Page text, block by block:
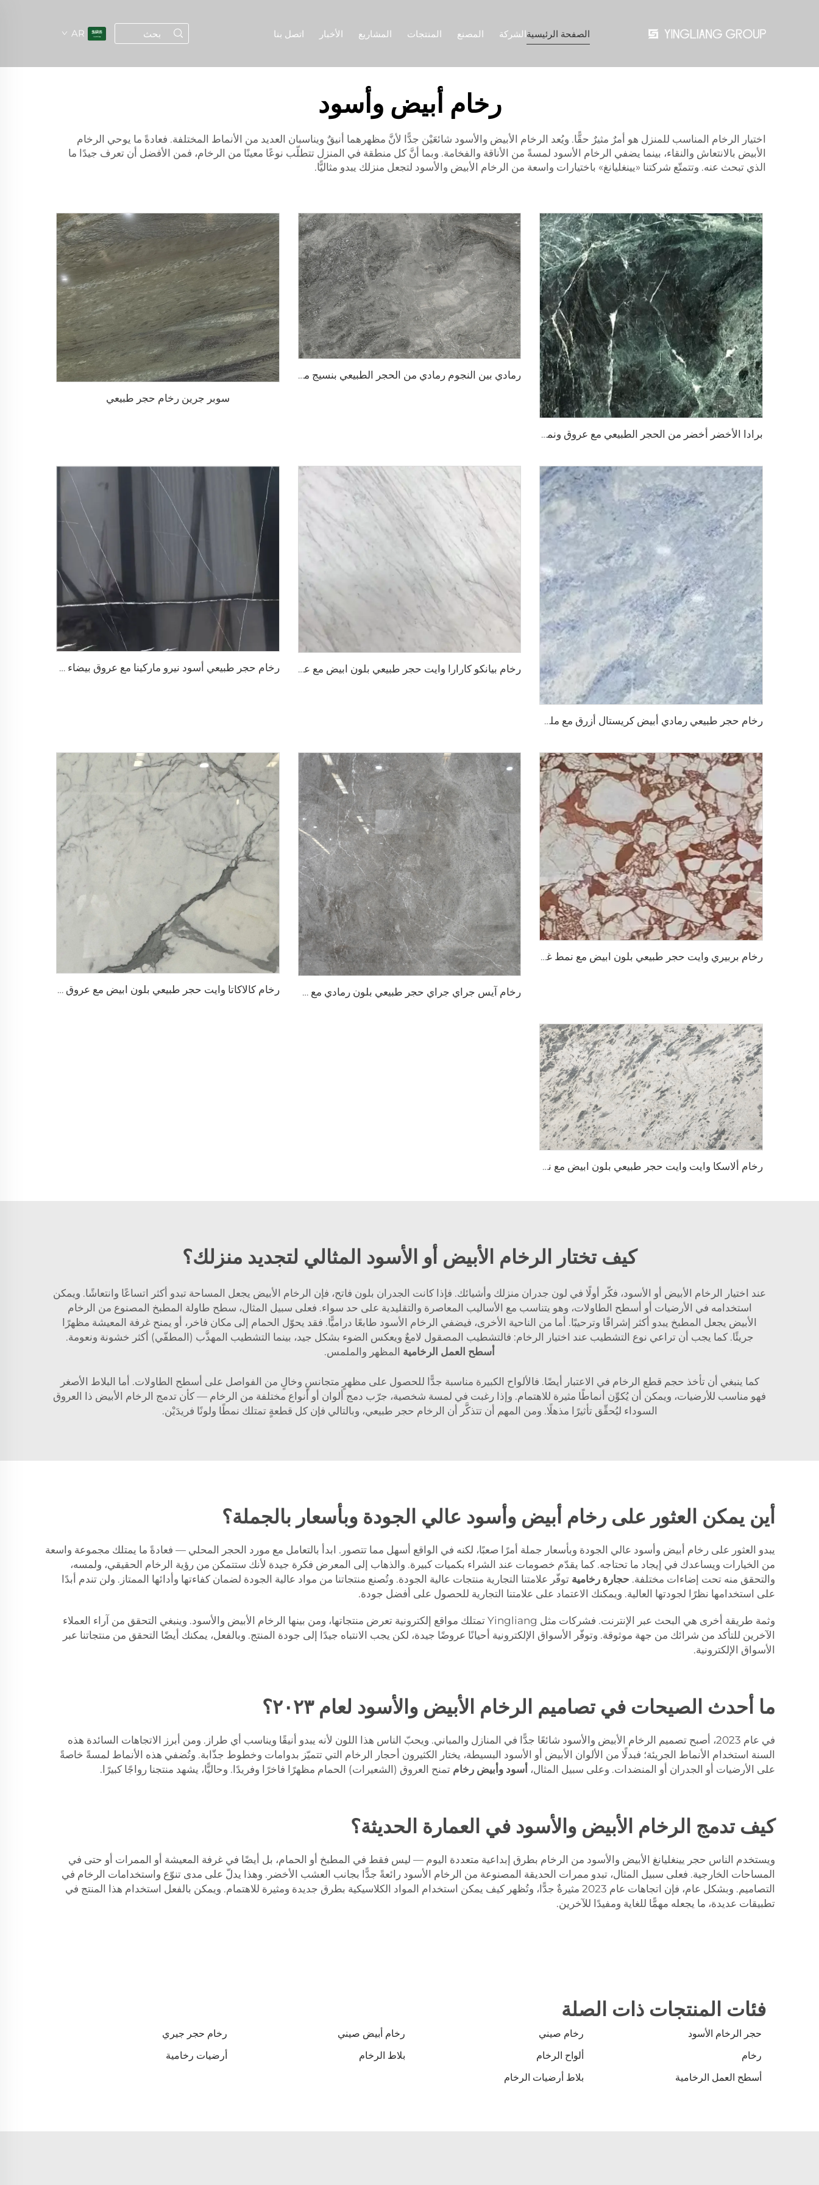
الصفحة الرئيسيةالشركة المصنع المنتجات المشاريع الأخبار اتصل بنا AR
رخام أبيض وأسود
اختيار الرخام المناسب للمنزل هو أمرٌ مثيرٌ حقًّا. ويُعد الرخام الأبيض والأسود شائعَيْن جدًّا لأنَّ مظهرهما أنيقٌ ويناسبان العديد من الأنماط المختلفة. فعادةً ما يوحي الرخام
الأبيض بالانتعاش والنقاء، بينما يضفي الرخام الأسود لمسةً من الأناقة والفخامة. وبما أنَّ كل منطقة في المنزل تتطلّب نوعًا معينًا من الرخام، فمن الأفضل أن تعرف جيدًا ما
الذي تبحث عنه. وتتمتّع شركتنا «يينغليانغ» باختيارات واسعة من الرخام الأبيض والأسود لتجعل منزلك يبدو مثاليًّا.
برادا الأخضر أخضر من الحجر الطبيعي مع عروق ونمط أبيض
رمادي بين النجوم رمادي من الحجر الطبيعي بنسيج مبقّع ونقاط فضية-رمادية
سوبر جرين رخام حجر طبيعي
رخام حجر طبيعي رمادي أبيض كريستال أزرق مع ملمس رمادي أزرق ونقاط لامعة
رخام بيانكو كارارا وايت حجر طبيعي بلون ابيض مع عروق رمادية فاتحة رخام حجر طبيعي أسود نيرو ماركينا مع عروق بيضاء ذات ملمس متشقّت
رخام بربيري وايت حجر طبيعي بلون ابيض مع نمط غير منتظم بلون احمر-بني
رخام آيس جراي جراي حجر طبيعي بلون رمادي مع عروق بيضاء غير منتظمة على شكل شقوق رخام كالاكاتا وايت حجر طبيعي بلون ابيض مع عروق وانماط رمادية
رخام ألاسكا وايت وايت حجر طبيعي بلون ابيض مع نسيج متناثر ومقسّم رمادي
كيف تختار الرخام الأبيض أو الأسود المثالي لتجديد منزلك؟
عند اختيار الرخام الأبيض أو الأسود، فكّر أولًا في لون جدران منزلك وأشيائك. فإذا كانت الجدران بلون فاتح، فإن الرخام الأبيض يجعل المساحة تبدو أكثر اتساعًا وانتعاشًا. ويمكن
استخدامه في الأرضيات أو أسطح الطاولات، وهو يتناسب مع الأساليب المعاصرة والتقليدية على حد سواء. فعلى سبيل المثال، سطح طاولة المطبخ المصنوع من الرخام
الأبيض يجعل المطبخ يبدو أكثر إشراقًا وترحيبًا. أما من الناحية الأخرى، فيضفي الرخام الأسود طابعًا دراميًّا. فقد يحوّل الحمام إلى مكان فاخر، أو يمنح غرفة المعيشة مظهرًا
جريئًا. كما يجب أن تراعي نوع التشطيب عند اختيار الرخام: فالتشطيب المصقول لامعٌ ويعكس الضوء بشكل جيد، بينما التشطيب المهذَّب (المطفّي) أكثر خشونة ونعومة.
أسطح العمل الرخامية المظهر والملمس.
كما ينبغي أن تأخذ حجم قطع الرخام في الاعتبار أيضًا. فالألواح الكبيرة مناسبة جدًّا للحصول على مظهرٍ متجانسٍ وخالٍ من الفواصل على أسطح الطاولات. أما البلاط الأصغر
فهو مناسب للأرضيات، ويمكن أن يُكوِّن أنماطًا مثيرة للاهتمام. وإذا رغبت في لمسة شخصية، جرّب دمج ألوان أو أنواع مختلفة من الرخام — كأن تدمج الرخام الأبيض ذا العروق
السوداء ليُحقِّق تأثيرًا مذهلًا. ومن المهم أن تتذكَّر أن الرخام حجر طبيعي، وبالتالي فإن كل قطعةٍ تمتلك نمطًا ولونًا فريدَيْن.
أين يمكن العثور على رخام أبيض وأسود عالي الجودة وبأسعار بالجملة؟
يبدو العثور على رخام أبيض وأسود عالي الجودة وبأسعار جملة أمرًا صعبًا، لكنه في الواقع أسهل مما تتصور. ابدأ بالتعامل مع مورد الحجر المحلي — فعادةً ما يمتلك مجموعة واسعة
من الخيارات ويساعدك في إيجاد ما تحتاجه. كما يقدّم خصومات عند الشراء بكميات كبيرة. والذهاب إلى المعرض فكرة جيدة لأنك ستتمكن من رؤية الرخام الحقيقي، ولمسه،
والتحقق منه تحت إضاءات مختلفة. حجارة رخامية توفّر علامتنا التجارية منتجات عالية الجودة. وتُصنع منتجاتنا من مواد عالية الجودة لضمان كفاءتها وأدائها الممتاز. ولن تندم أبدًا
على استخدامها نظرًا لجودتها العالية. ويمكنك الاعتماد على علامتنا التجارية للحصول على أفضل جودة.
وثمة طريقة أخرى هي البحث عبر الإنترنت. فشركات مثل Yingliang تمتلك مواقع إلكترونية تعرض منتجاتها، ومن بينها الرخام الأبيض والأسود. وينبغي التحقق من آراء العملاء
الآخرين للتأكد من شرائك من جهة موثوقة. وتوفّر الأسواق الإلكترونية أحيانًا عروضًا جيدة، لكن يجب الانتباه جيدًا إلى جودة المنتج. وبالفعل، يمكنك أيضًا التحقق من منتجاتنا عبر
الأسواق الإلكترونية.
ما أحدث الصيحات في تصاميم الرخام الأبيض والأسود لعام ٢٠٢٣؟
في عام 2023، أصبح تصميم الرخام الأبيض والأسود شائعًا جدًّا في المنازل والمباني. ويحبّ الناس هذا اللون لأنه يبدو أنيقًا ويناسب أي طراز. ومن أبرز الاتجاهات السائدة هذه
السنة استخدام الأنماط الجريئة؛ فبدلًا من الألوان الأبيض أو الأسود البسيطة، يختار الكثيرون أحجار الرخام التي تتميّز بدوامات وخطوط جذّابة. وتُضفي هذه الأنماط لمسةً خاصةً
على الأرضيات أو الجدران أو المنضدات. وعلى سبيل المثال، أسود وأبيض رخام تمنح العروق (الشعيرات) الحمام مظهرًا فاخرًا وفريدًا. وحاليًّا، يشهد منتجنا رواجًا كبيرًا.
كيف تدمج الرخام الأبيض والأسود في العمارة الحديثة؟
ويستخدم الناس حجر يينغليانغ الأبيض والأسود من الرخام بطرق إبداعية متعددة اليوم — ليس فقط في المطبخ أو الحمام، بل أيضًا في غرفة المعيشة أو الممرات أو حتى في
المساحات الخارجية. فعلى سبيل المثال، تبدو ممرات الحديقة المصنوعة من الرخام الأسود رائعةً جدًّا بجانب العشب الأخضر. وهذا يدلّ على مدى تنوّع واستخدامات الرخام في
التصاميم. وبشكل عام، فإن اتجاهات عام 2023 مثيرةٌ جدًّا، وتُظهر كيف يمكن استخدام المواد الكلاسيكية بطرق جديدة ومثيرة للاهتمام. ويمكن بالفعل استخدام هذا المنتج في
تطبيقات عديدة، ما يجعله مهمًّا للغاية ومفيدًا للآخرين.
فئات المنتجات ذات الصلة
حجر الرخام الأسود رخام صيني رخام أبيض صيني
رخام حجر جيري
رخام
ألواح الرخام بلاط الرخام
أرضيات رخامية
أسطح العمل الرخامية
بلاط أرضيات الرخام